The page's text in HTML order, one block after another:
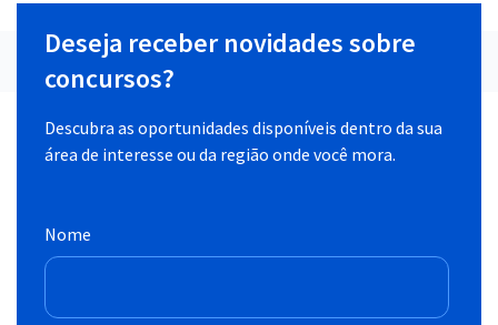
Deseja receber novidades sobre
concursos?
Descubra as oportunidades disponíveis dentro da sua
área de interesse ou da região onde você mora.
Nome